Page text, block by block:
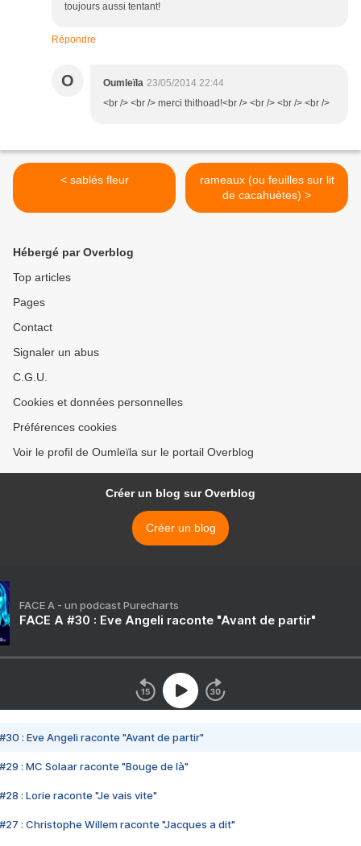
toujours aussi tentant!
Répondre
O Oumleïla 23/05/2014 22:44
<br /> <br /> merci thithoad!<br /> <br /> <br /> <br />
< sablés fleur
rameaux (ou feuilles sur lit
de cacahuètes) >
Hébergé par Overblog
Top articles
Pages
Contact
Signaler un abus
C.G.U.
Cookies et données personnelles
Préférences cookies
Voir le profil de Oumleïla sur le portail Overblog
Créer un blog sur Overblog
Créer un blog
FACE A - un podcast Purecharts
FACE A #30 : Eve Angeli raconte "Avant de partir"
#30 : Eve Angeli raconte "Avant de partir"
#29 : MC Solaar raconte "Bouge de là"
#28 : Lorie raconte "Je vais vite"
#27 : Christophe Willem raconte "Jacques a dit"